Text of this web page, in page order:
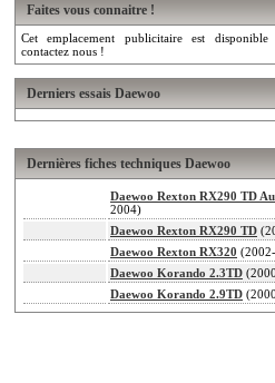
Faites vous connaitre !
Cet emplacement publicitaire est
contactez nous !
Derniers essais Daewoo
Dernières fiches techniques Daewoo
Daewoo Rexton RX290 TD
2004)
Daewoo Rexton RX290 TD
Daewoo Rexton RX320
Daewoo Korando 2.3TD
Daewoo Korando 2.9TD